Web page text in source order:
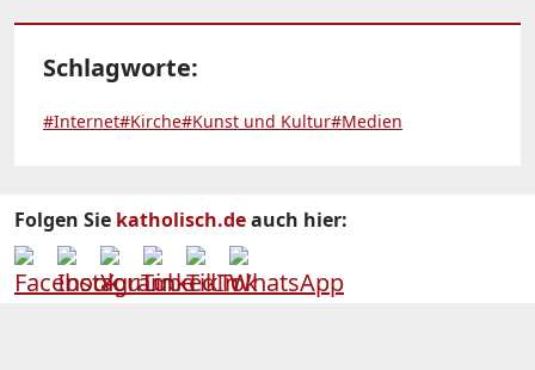
Schlagworte:
#Internet#Kirche#Kunst und Kultur#Medien
Folgen Sie katholisch.deauch hier: